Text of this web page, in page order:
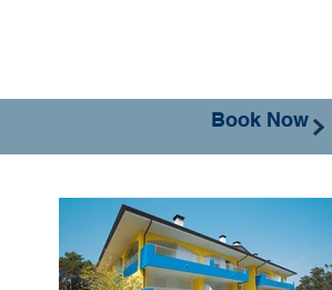
Book Now